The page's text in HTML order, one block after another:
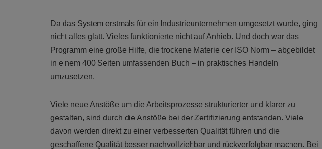
Da das System erstmals für ein Industrieunternehmen umgesetzt wurde, ging
nicht alles glatt. Vieles funktionierte nicht auf Anhieb. Und doch war das
Programm eine große Hilfe, die trockene Materie der ISO Norm – abgebildet
in einem 400 Seiten umfassenden Buch – in praktisches Handeln
umzusetzen.
Viele neue Anstöße um die Arbeitsprozesse strukturierter und klarer zu
gestalten, sind durch die Anstöße bei der Zertifizierung entstanden. Viele
davon werden direkt zu einer verbesserten Qualität führen und die
geschaffene Qualität besser nachvollziehbar und rückverfolgbar machen. Bei